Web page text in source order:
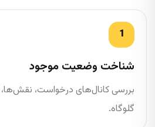
شناخت وضعیت موجود
گلوگاه.